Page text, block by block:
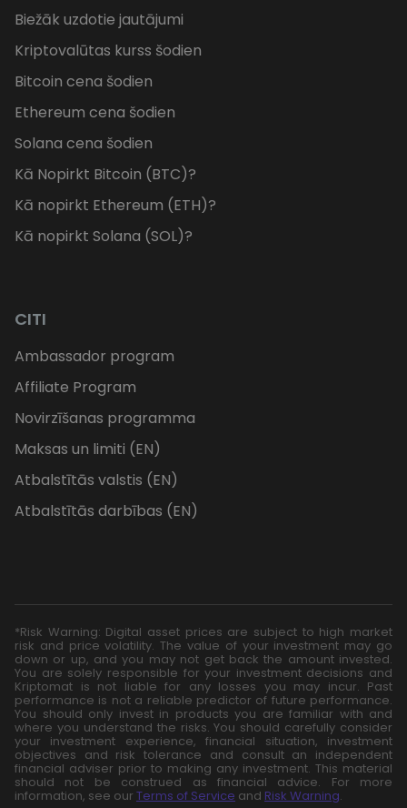
Biežāk uzdotie jautājumi
Kriptovalūtas kurss šodien
Bitcoin cena šodien
Ethereum cena šodien
Solana cena šodien
Kā Nopirkt Bitcoin (BTC)?
Kā nopirkt Ethereum (ETH)?
Kā nopirkt Solana (SOL)?
CITI
Ambassador program
Affiliate Program
Novirzīšanas programma
Maksas un limiti (EN)
Atbalstītās valstis (EN)
Atbalstītās darbības (EN)
*Risk Warning: Digital asset prices are subject to high market
risk and price volatility. The value of your investment may go
down or up, and you may not get back the amount invested.
You are solely responsible for your investment decisions and
Kriptomat is not liable for any losses you may incur. Past
performance is not a reliable predictor of future performance.
You should only invest in products you are familiar with and
where you understand the risks. You should carefully consider
your investment experience, financial situation, investment
objectives and risk tolerance and consult an independent
financial adviser prior to making any investment. This material
should not be construed as financial advice. For more
information, see our Terms of Service and Risk Warning.